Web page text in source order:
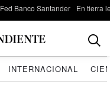
Fed Banco Santander En tierra
INTERNACIONAL